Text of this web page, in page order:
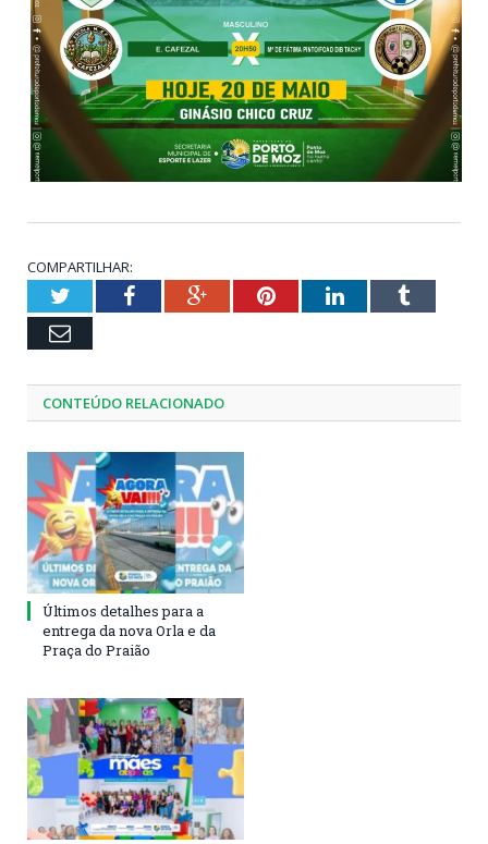
COMPARTILHAR:
TwitterFacebookGoogle+PinterestLinkedInTumblr
Email
CONTEÚDO RELACIONADO
Últimos detalhes para a
entrega da nova Orla e da
Praça do Praião